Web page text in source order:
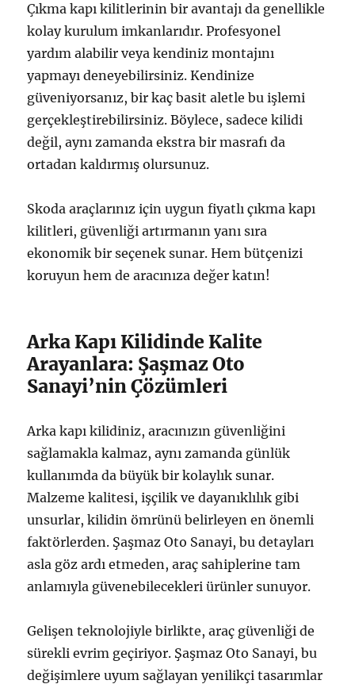
Çıkma kapı kilitlerinin bir avantajı da genellikle
kolay kurulum imkanlarıdır. Profesyonel
yardım alabilir veya kendiniz montajını
yapmayı deneyebilirsiniz. Kendinize
güveniyorsanız, bir kaç basit aletle bu işlemi
gerçekleştirebilirsiniz. Böylece, sadece kilidi
değil, aynı zamanda ekstra bir masrafı da
ortadan kaldırmış olursunuz.
Skoda araçlarınız için uygun fiyatlı çıkma kapı
kilitleri, güvenliği artırmanın yanı sıra
ekonomik bir seçenek sunar. Hem bütçenizi
koruyun hem de aracınıza değer katın!
Arka Kapı Kilidinde Kalite
Arayanlara: Şaşmaz Oto
Sanayi’nin Çözümleri
Arka kapı kilidiniz, aracınızın güvenliğini
sağlamakla kalmaz, aynı zamanda günlük
kullanımda da büyük bir kolaylık sunar.
Malzeme kalitesi, işçilik ve dayanıklılık gibi
unsurlar, kilidin ömrünü belirleyen en önemli
faktörlerden. Şaşmaz Oto Sanayi, bu detayları
asla göz ardı etmeden, araç sahiplerine tam
anlamıyla güvenebilecekleri ürünler sunuyor.
Gelişen teknolojiyle birlikte, araç güvenliği de
sürekli evrim geçiriyor. Şaşmaz Oto Sanayi, bu
değişimlere uyum sağlayan yenilikçi tasarımlar